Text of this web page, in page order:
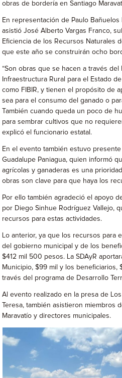
obras de bordería en Santiago
En representación de Paulo Bañuelos
asistió José Alberto Vargas Franco,
Eficiencia de los Recursos Naturales
que este año se construirán ocho
“Son obras que se hacen a través
Infraestructura Rural para el Estado
como FIBIR, y tienen el propósito de
sea para el consumo del ganado o
También cuando queda un poco de
para sembrar cultivos que no
explicó el funcionario estatal.
En el evento también estuvo
Guadalupe Paniagua, quien informó
agrícolas y ganaderas es una
obras son clave para que haya los
Por ello también agradeció el apoyo
por Diego Sinhue Rodríguez Vallejo,
recursos para estas actividades.
Lo anterior, ya que los recursos para
del gobierno municipal y de los
$412 mil 500 pesos. La SDAyR
Municipio, $99 mil y los beneficiarios,
través del programa de Desarrollo
Al evento realizado en la presa de
Teresa, también asistieron miembros
Maravatío y directores municipales.